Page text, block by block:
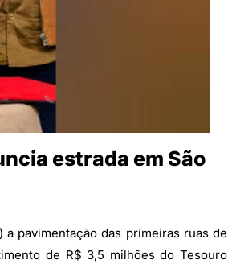
estrada em São
pavimentação das primeiras ruas de
de R$ 3,5 milhões do Tesouro